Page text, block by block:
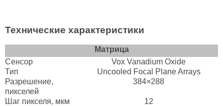
Технические характеристики
Матрица
Сенсор
Vox Vanadium Oxide
Тип
Uncooled Focal Plane Arrays
Разрешение,
пикселей
384×288
Шаг пикселя, мкм
12